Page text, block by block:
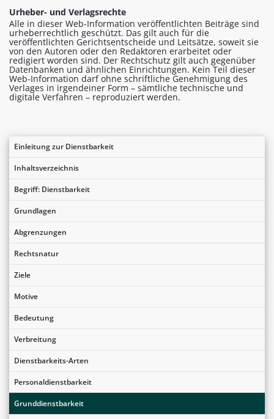
Einleitung zur Dienstbarkeit
Inhaltsverzeichnis
Begriff: Dienstbarkeit
Grundlagen
Abgrenzungen
Rechtsnatur
Ziele
Motive
Bedeutung
Verbreitung
Dienstbarkeits-Arten
Personaldienstbarkeit
Grunddienstbarkeit
Urheber- und Verlagsrechte
Alle in dieser Web-Information veröffentlichten Beiträge sind
urheberrechtlich geschützt. Das gilt auch für die
veröffentlichten Gerichtsentscheide und Leitsätze, soweit sie
von den Autoren oder den Redaktoren erarbeitet oder
redigiert worden sind. Der Rechtschutz gilt auch gegenüber
Datenbanken und ähnlichen Einrichtungen. Kein Teil dieser
Web-Information darf ohne schriftliche Genehmigung des
Verlages in irgendeiner Form – sämtliche technische und
digitale Verfahren – reproduziert werden.